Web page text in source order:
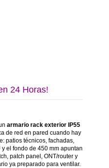
24 Horas!
armario rack exterior IP55
de red en pared cuando hay
patios técnicos, fachadas,
el fondo de 450 mm apuntan
patch panel, ONT/router y
ya preparado para ventilar.